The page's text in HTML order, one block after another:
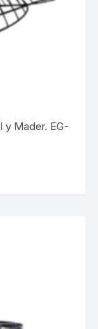
y Mader. EG-